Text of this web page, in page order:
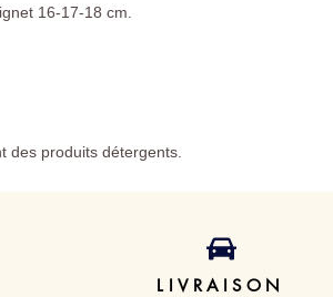
16-17-18 cm.
des produits détergents.
LIVRAISON